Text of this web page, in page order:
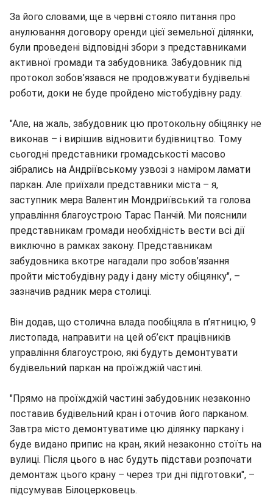
За його словами, ще в червні стояло питання про
анулювання договору оренди цієї земельної ділянки,
були проведені відповідні збори з представниками
активної громади та забудовника. Забудовник під
протокол зобов’язався не продовжувати будівельні
роботи, доки не буде пройдено містобудівну раду.
"Але, на жаль, забудовник цю протокольну обіцянку не
виконав – і вирішив відновити будівництво. Тому
сьогодні представники громадськості масово
зібрались на Андріївському узвозі з наміром ламати
паркан. Але приїхали представники міста – я,
заступник мера Валентин Мондриївський та голова
управління благоустрою Тарас Панчій. Ми пояснили
представникам громади необхідність вести всі дії
виключно в рамках закону. Представникам
забудовника вкотре нагадали про зобов’язання
пройти містобудівну раду і дану місту обіцянку", –
зазначив радник мера столиці.
Він додав, що столична влада пообіцяла в п’ятницю, 9
листопада, направити на цей об’єкт працівників
управління благоустрою, які будуть демонтувати
будівельний паркан на проїжджій частині.
"Прямо на проїжджій частині забудовник незаконно
поставив будівельний кран і оточив його парканом.
Завтра місто демонтуватиме цю ділянку паркану і
буде видано припис на кран, який незаконно стоїть на
вулиці. Після цього в нас будуть підстави розпочати
демонтаж цього крану – через три дні підготовки", –
підсумував Білоцерковець.